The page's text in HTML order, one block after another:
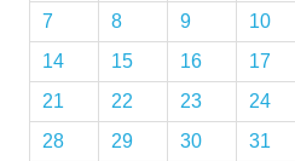
レ
ン
タ
ル
振
袖
7
8 9 10
14
15 16 17
21
22 23 24
28
29 30 31